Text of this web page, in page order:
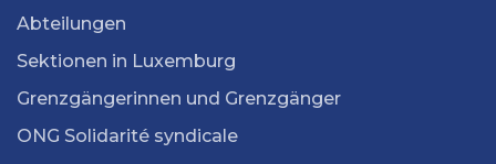
Abteilungen
Sektionen in Luxemburg
Grenzgängerinnen und Grenzgänger
ONG Solidarité syndicale